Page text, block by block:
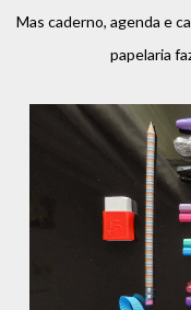
Mas caderno, agenda e
papelaria